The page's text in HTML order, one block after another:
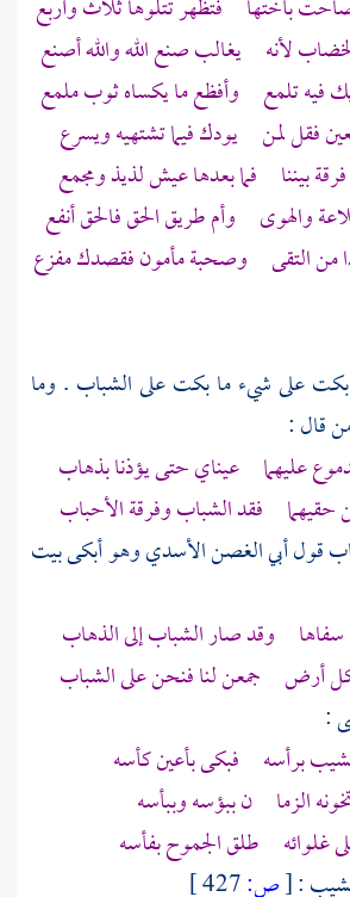
بأختها فتظهر تتلوها ثلاث وأربع
لأنه يغالب صنع الله والله أصنع
فيه تلمع وأفظع ما يكساه ثوب ملمع
فقل لمن يودك فيما تشتهيه ويسرع
بيننا فما بعدها عيش لذيذ ومجمع
والهوى وأم طريق الحق فالحق أنفع
من التقى وصحبة مأمون فقصدك مفزع
على شيء ما بكت على الشباب . وما
قال :
عليهما عيناي حتى يؤذنا بذهاب
من حقيهما فقد الشباب وفرقة الأحباب
قولأبي الغصن الأسديوهو أبكى بيت
سفاها وقد صار الشباب إلى الذهاب
أرض جمعن لنا فنحن على الشباب
:
برأسه فبكى بأعين كأسه
الزما ن ببؤسه وببأسه
غلوائه طلق الجموح بفأسه
:
[ص: